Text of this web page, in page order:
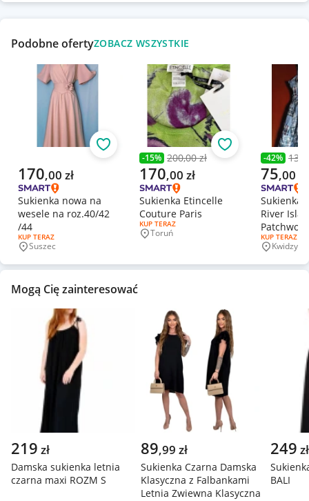
Podobne ofertyZOBACZ WSZYSTKIE
Aktualna cena
170,00 zł
Sukienka nowa na
wesele na roz.40/42
/44
RODZAJ OFERTY:
KUP TERAZ
Miejscowość
Suszec
Obserwuj
Poprzednia cena
-15% 200,00 zł
Aktualna cena
170,00 zł
Sukienka Etincelle
Couture Paris
RODZAJ OFERTY:
KUP TERAZ
Miejscowość
Toruń
Obserwuj
-42%
Aktualna
75,00
Sukienka
River
Grunge
RODZAJ
KUP TERAZ
Kwidzyn
Mogą Cię zainteresować
219 zł
Damska sukienka letnia
czarna maxi ROZM S
89,99 zł
Sukienka Czarna Damska
Klasyczna z Falbankami
Letnia Zwiewna Klasyczna
249 zł
BALI